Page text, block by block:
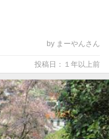
by まーやんさん
投稿日：１年以上前